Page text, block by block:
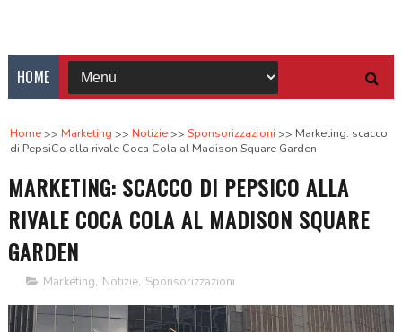
HOME
Home Marketing Notizie Sponsorizzazioni
Marketing: scacco
di PepsiCo alla rivale Coca Cola al Madison Square Garden
MARKETING: SCACCO DI PEPSICO ALLA
RIVALE COCA COLA AL MADISON SQUARE
GARDEN
Marketing, Notizie, Sponsorizzazioni